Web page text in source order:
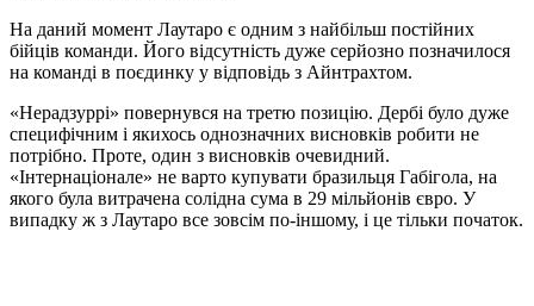
На даний момент Лаутаро є одним з найбільш постійних
бійців команди. Його відсутність дуже серйозно позначилося
на команді в поєдинку у відповідь з Айнтрахтом.
«Нерадзуррі» повернувся на третю позицію. Дербі було дуже
специфічним і якихось однозначних висновків робити не
потрібно. Проте, один з висновків очевидний.
«Інтернаціонале» не варто купувати бразильця Габігола, на
якого була витрачена солідна сума в 29 мільйонів євро. У
випадку ж з Лаутаро все зовсім по-іншому, і це тільки початок.